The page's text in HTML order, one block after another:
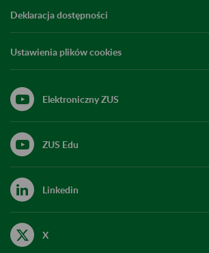
Deklaracja dostępności
Ustawienia plików cookies
Elektroniczny ZUS
ZUS Edu
Linkedin
X